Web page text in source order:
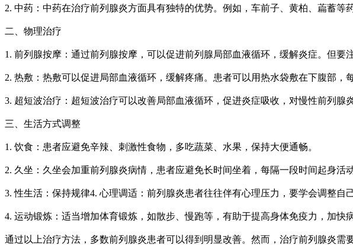
2. 中药：中药在治疗前列腺炎方面具有独特的优势。例如，车前子、黄柏、萹蓄等
二、物理治疗
1. 前列腺按摩：通过前列腺按摩，可以促进前列腺局部血液循环，缓解炎症。但要
2. 热敷：热敷可以促进局部血液循环，缓解疼痛。患者可以用热水袋敷在下腹部，
3. 超短波治疗：超短波治疗可以改善局部血液循环，促进炎症吸收，对慢性前列腺
三、生活方式调整
1. 饮食：患者应避免辛辣、刺激性食物，多吃蔬菜、水果，保持大便通畅。
2. 久坐：久坐会加重前列腺炎病情，患者应避免长时间坐着，每隔一段时间起身活动
3. 性生活：保持规律4. 心理调适：前列腺炎患者往往伴有心理压力，要学会调整自
4. 运动锻炼：适当增加体育锻炼，如散步、慢跑等，有助于提高身体免疫力，加快
通过以上治疗方法，多数前列腺炎患者可以得到明显改善。然而，治疗前列腺炎